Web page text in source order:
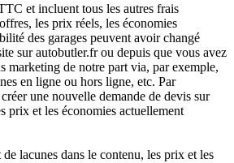
et incluent tous les autres frais
les prix réels, les économies
des garages peuvent avoir changé
sur autobutler.fr ou depuis que vous avez
marketing de notre part via, par exemple,
en ligne ou hors ligne, etc. Par
une nouvelle demande de devis sur
prix et les économies actuellement
de lacunes dans le contenu, les prix et les